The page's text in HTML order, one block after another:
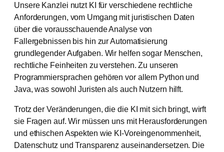
Unsere Kanzlei nutzt KI für verschiedene rechtliche
Anforderungen, vom Umgang mit juristischen Daten
über die vorausschauende Analyse von
Fallergebnissen bis hin zur Automatisierung
grundlegender Aufgaben. Wir helfen sogar Menschen,
rechtliche Feinheiten zu verstehen. Zu unseren
Programmiersprachen gehören vor allem Python und
Java, was sowohl Juristen als auch Nutzern hilft.
Trotz der Veränderungen, die die KI mit sich bringt, wirft
sie Fragen auf. Wir müssen uns mit Herausforderungen
und ethischen Aspekten wie KI-Voreingenommenheit,
Datenschutz und Transparenz auseinandersetzen. Die